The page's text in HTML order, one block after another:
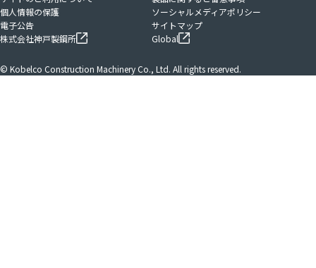
個人情報の保護
ソーシャルメディアポリシー
電子公告
サイトマップ
株式会社神戸製鋼所
Global
© Kobelco Construction Machinery Co., Ltd. All rights reserved.